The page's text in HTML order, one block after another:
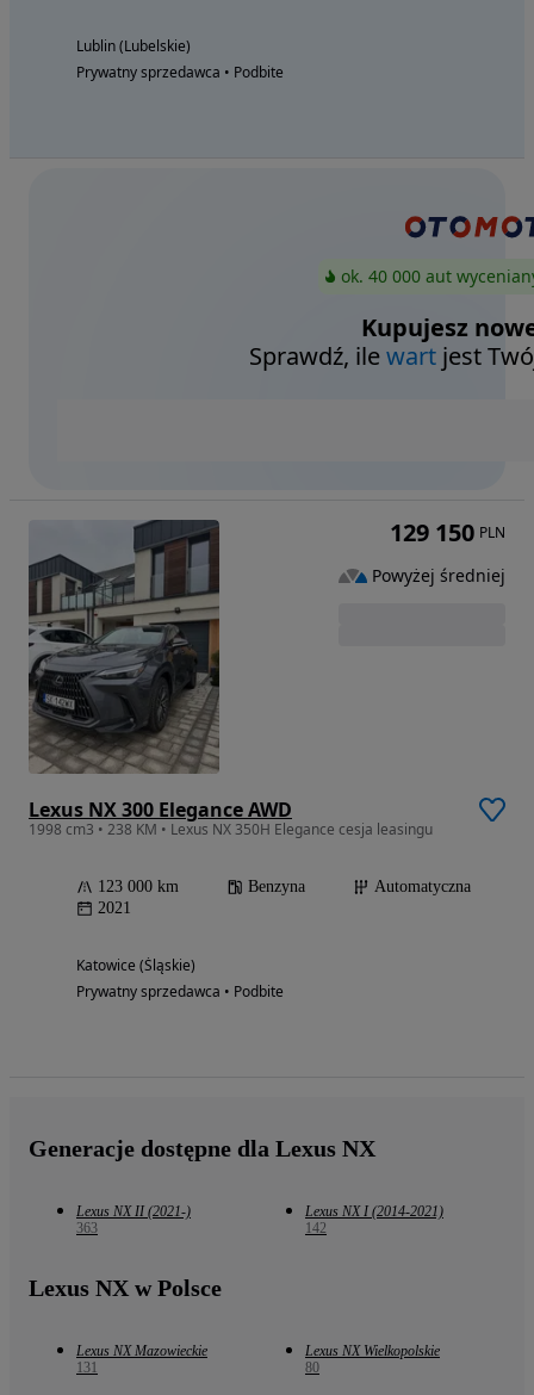
Lublin (Lubelskie)
Prywatny sprzedawca • Podbite
ok. 40 000 aut
Kupujesz
Sprawdź, ilewart jest
Lexus NX 300 Elegance AWD
1998 cm3 • 238 KM • Lexus NX 350H Elegance cesja leasingu
123 000 km Benzyna
Automatyczna
2021
Katowice (Śląskie)
Prywatny sprzedawca • Podbite
129 150 PLN
Powyżej średniej
Generacje dostępne dla Lexus NX
Lexus NX II (2021-)
363
Lexus NX I (2014-2021)
142
Lexus NX w Polsce
Lexus NX Mazowieckie
131
Lexus NX Wielkopolskie
80